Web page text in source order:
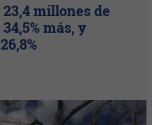
23,4 millones de
más, y